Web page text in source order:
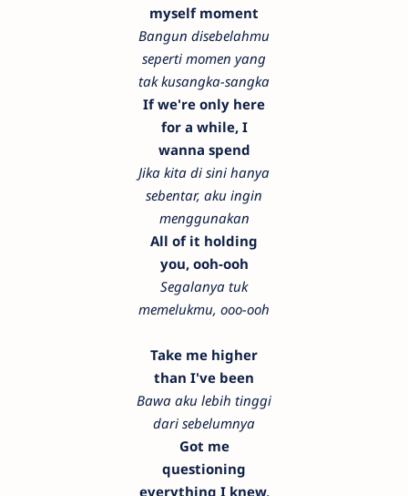
myself moment
Bangun disebelahmu
seperti momen yang
tak kusangka-sangka
If we're only here
for a while, I
wanna spend
Jika kita di sini hanya
sebentar, aku ingin
menggunakan
All of it holding
you, ooh-ooh
Segalanya tuk
memelukmu, ooo-ooh
Take me higher
than I've been
Bawa aku lebih tinggi
dari sebelumnya
Got me
questioning
everything I knew,